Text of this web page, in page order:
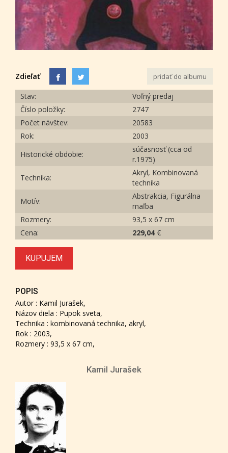
Zdieľať pridať do albumu
Stav:
Voľný predaj
Číslo položky:
2747
Počet návštev:
20583
Rok:
2003
Historické obdobie:
súčasnosť (cca od
r.1975)
Technika:
Akryl, Kombinovaná
technika
Motív:
Abstrakcia, Figurálna
maľba
Rozmery:
93,5 x 67 cm
Cena:
229,04€
KUPUJEM
POPIS
Autor : Kamil Jurašek,
Názov diela : Pupok sveta,
Technika : kombinovaná technika, akryl,
Rok : 2003,
Rozmery : 93,5 x 67 cm,
Kamil Jurašek